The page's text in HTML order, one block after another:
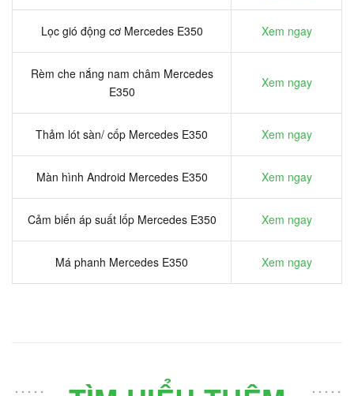
Lọc gió động cơ Mercedes E350 Xem ngay
Rèm che nắng nam châm Mercedes
E350
Xem ngay
Thảm lót sàn/ cốp Mercedes E350 Xem ngay
Màn hình Android Mercedes E350 Xem ngay
Cảm biến áp suất lốp Mercedes E350 Xem ngay
Má phanh Mercedes E350 Xem ngay